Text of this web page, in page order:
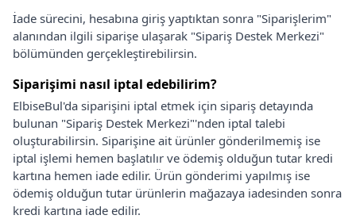
İade sürecini, hesabına giriş yaptıktan sonra "Siparişlerim"
alanından ilgili siparişe ulaşarak "Sipariş Destek Merkezi"
bölümünden gerçekleştirebilirsin.
Siparişimi nasıl iptal edebilirim?
ElbiseBul'da siparişini iptal etmek için sipariş detayında
bulunan "Sipariş Destek Merkezi"'nden iptal talebi
oluşturabilirsin. Siparişine ait ürünler gönderilmemiş ise
iptal işlemi hemen başlatılır ve ödemiş olduğun tutar kredi
kartına hemen iade edilir. Ürün gönderimi yapılmış ise
ödemiş olduğun tutar ürünlerin mağazaya iadesinden sonra
kredi kartına iade edilir.